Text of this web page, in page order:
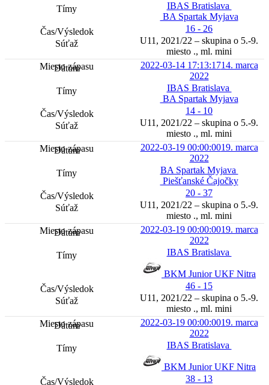
IBAS Bratislava
BA Spartak Myjava
16 - 26
U11, 2021/22 – skupina o 5.-9.
miesto ., ml. mini
2022-03-14 17:13:1714. marca
2022
IBAS Bratislava
BA Spartak Myjava
14 - 10
U11, 2021/22 – skupina o 5.-9.
miesto ., ml. mini
2022-03-19 00:00:0019. marca
2022
BA Spartak Myjava
Piešťanské Čajočky
20 - 37
U11, 2021/22 – skupina o 5.-9.
miesto ., ml. mini
2022-03-19 00:00:0019. marca
2022
IBAS Bratislava
BKM Junior UKF Nitra
46 - 15
U11, 2021/22 – skupina o 5.-9.
miesto ., ml. mini
2022-03-19 00:00:0019. marca
2022
IBAS Bratislava
BKM Junior UKF Nitra
38 - 13